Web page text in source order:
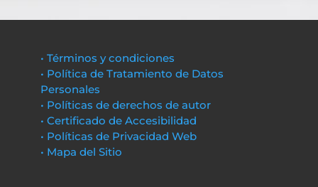
• Términos y condiciones
• Política de Tratamiento de Datos
Personales
• Políticas de derechos de autor
• Certificado de Accesibilidad
• Políticas de Privacidad Web
• Mapa del Sitio